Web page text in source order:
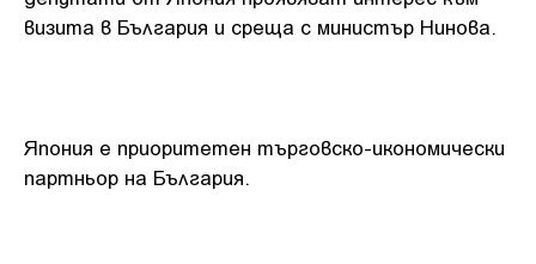
визита в България и среща с министър Нинова.
Япония е приоритетен търговско-икономически
партньор на България.